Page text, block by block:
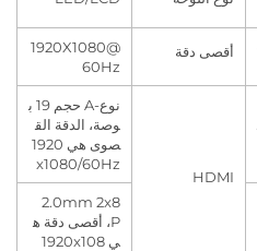
1920X1080@
نوع-A حجم 19 ب
وصة، الدقة الق
صوى هي 1920
x1080/60Hz
2.0mm 2x8
P، أقصى دقة ه
ي 1920x108